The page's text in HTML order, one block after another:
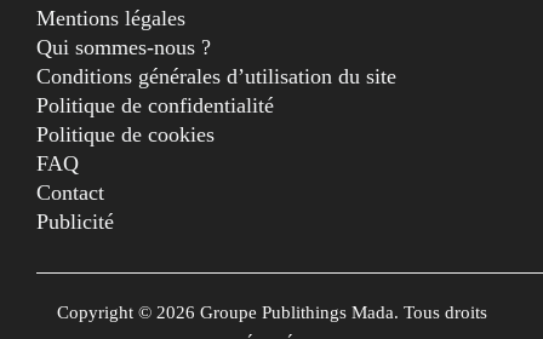
Mentions légales
Qui sommes-nous ?
Conditions générales d’utilisation du site
Politique de confidentialité
Politique de cookies
FAQ
Contact
Publicité
Copyright © 2026 Groupe Publithings Mada. Tous droits